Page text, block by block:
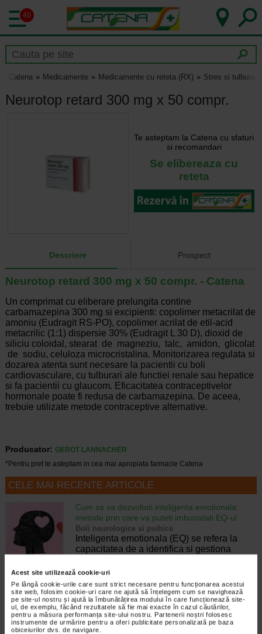
Acest site utilizează cookie-uri
Pe lângă cookie-urile care sunt strict necesare pentru funcționarea acestui
site web, folosim cookie-uri care ne ajută să înțelegem cum se navighează
pe site-ul nostru și ajută la îmbunătățirea modului în care funcționează site-
ul, de exemplu, făcând rezultatele să fie mai exacte în cazul căutărilor,
pentru a măsura performanța site-ului nostru. Partenerii noștri folosesc
instrumente de urmărire pentru a oferi publicitate personalizată pe baza
obiceiurilor dvs. de navigare.
40
Catena Medicamente Medicamente cu reteta (RX) Stres si tulburari
Neurotop retard 300 mg x 50 compr.
Te asteptam la Catena cu sfaturi
si recomandari
Se elibereaza cu
reteta
Descriere Prospect
Neurotop retard 300 mg x 50 compr. - Catena
Un comprimat cu eliberare prelungita contine
carbamazepina 300 mg si excipienti: copolimer metacrilat de
amoniu (Eudragit RS-PO), copolimer acrilat de etil-acid
metacrilic (1:1) dispersie 30% (Eudragit L 30 D), dioxid de
siliciu coloidal, stearat de magneziu, talc, amidon, glicolat
de sodiu, celuloza microcristalina. Monitorizarea regulata si
dozarea atenta sunt necesare la pacientii cu boli
cardiovasculare, cu tulburari ale functiei renale sau hepatice
si fa pacientii cu glaucom. Eficacitatea contraceptivelor
hormonale poate fi redusa de carbamazepina. De aceea,
trebuie utilizate metode contraceptive alternative.
Producator: GEROT LANNACHER
*Pentru pret te asteptam in cea mai apropiata farmacie Catena
CELE MAI RECENTE ARTICOLE
Cum sa va dezvoltati inteligenta emotionala:
metode prin care va puteti imbunatati EQ-ul
Boli neurologice si psihice
Inteligenta emotionala (EQ) se refera la
capacitatea de a identifica si gestiona
In general, se spune ca inteligenta
emotionala cuprinde cateva abilitati:…
Timp de citire:4 minute, 39 secunde 6 august 2026
Enurezis: cauze, factori declansatori si solutii
Sistem urinar